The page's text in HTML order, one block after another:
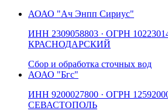
АОАО "Ач Энпп Сириус"
ИНН 2309058803 · ОГРН
КРАСНОДАРСКИЙ
Сбор и обработка сточных вод
АОАО "Бгс"
ИНН 9200027800 · ОГРН
СЕВАСТОПОЛЬ